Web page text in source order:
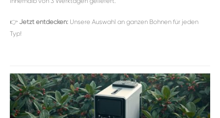
👉 Jetzt entdecken: Unsere Auswahl an ganzen Bohnen für jeden
Typ!